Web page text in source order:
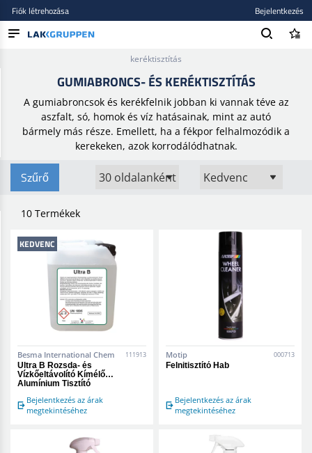
BLOG
MÁRKÁK
Fiók létrehozása Bejelentkezés
keréktisztítás
GUMIABRONCS- ÉS KERÉKTISZTÍTÁS
A gumiabroncsok és kerékfelnik jobban ki vannak téve az
aszfalt, só, homok és víz hatásainak, mint az autó
bármely más része. Emellett, ha a fékpor felhalmozódik a
kerekeken, azok korrodálódhatnak.
Szűrő
10 Termékek
KEDVENC
Besma International Chem 111913
Ultra B Rozsda- és
Vízkőeltávolító Kímélő
Alumínium Tisztító
Bejelentkezés az árak
megtekintéséhez
Motip 000713
Felnitisztító Hab
Bejelentkezés az árak
megtekintéséhez